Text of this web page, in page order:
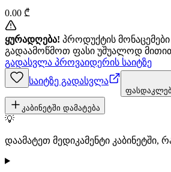
0.00 ₾
ყურადღება! პროდუქტის
გადაამოწმოთ ფასი უშუალოდ
გადასვლა პროვაიდერის საიტზე
საიტზე გადასვლა
კაბინეტში დამატება
💡
დაამატეთ მედიკამენტი